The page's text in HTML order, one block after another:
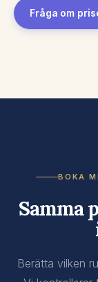
Fråga om
BOKA
Samma
Berätta vilken